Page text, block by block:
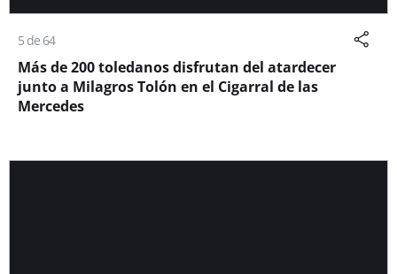
5 de 64
Más de 200 toledanos disfrutan del atardecer
junto a Milagros Tolón en el Cigarral de las
Mercedes